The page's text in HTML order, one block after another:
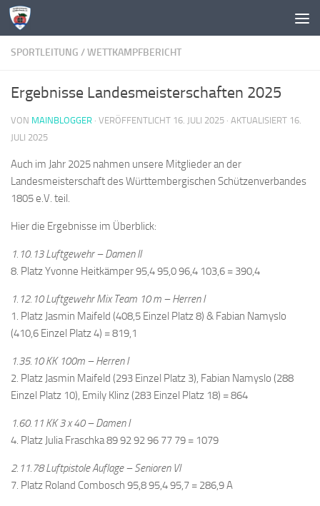
Zum Inhalt springen
SPORTLEITUNG /WETTKAMPFBERICHT
Ergebnisse Landesmeisterschaften 2025
VON MAINBLOGGER · VERÖFFENTLICHT 16. JULI 2025 · AKTUALISIERT 16.
JULI 2025
Auch im Jahr 2025 nahmen unsere Mitglieder an der
Landesmeisterschaft des Württembergischen Schützenverbandes
1805 e.V. teil.
Hier die Ergebnisse im Überblick:
1.10.13 Luftgewehr – Damen II
8. Platz Yvonne Heitkämper 95,4 95,0 96,4 103,6 = 390,4
1.12.10 Luftgewehr Mix Team 10 m – Herren I
1. Platz Jasmin Maifeld (408,5 Einzel Platz 8) & Fabian Namyslo
(410,6 Einzel Platz 4) = 819,1
1.35.10 KK 100m – Herren I
2. Platz Jasmin Maifeld (293 Einzel Platz 3), Fabian Namyslo (288
Einzel Platz 10), Emily Klinz (283 Einzel Platz 18) = 864
1.60.11 KK 3 x 40 – Damen I
4. Platz Julia Fraschka 89 92 92 96 77 79 = 1079
2.11.78 Luftpistole Auflage – Senioren VI
7. Platz Roland Combosch 95,8 95,4 95,7 = 286,9 A